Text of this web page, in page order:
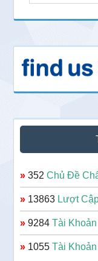
» 352Chủ Đề
» 13863 Lượt
» 9284Tài
» 1055Tài